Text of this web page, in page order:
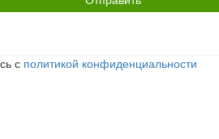
с политикой конфиденциальности